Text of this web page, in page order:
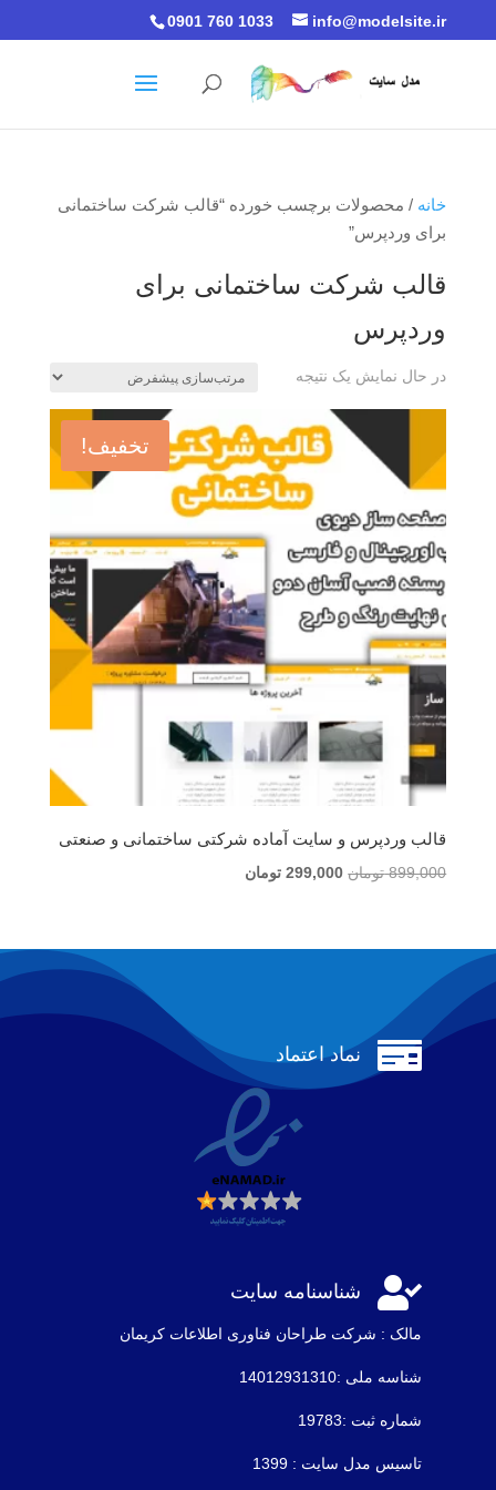
0901 760 1033 info@modelsite.ir
خانه / محصولات برچسب خورده “قالب شرکت ساختمانی
برای وردپرس”
قالب شرکت ساختمانی برای
وردپرس
در حال نمایش یک نتیجه
تخفیف!
قالب وردپرس و سایت آماده شرکتی ساختمانی و صنعتی
899,000 تومان قیمت
بود.
299,000 تومانقیمت
است.
 نماد اعتماد
 شناسنامه سایت
مالک : شرکت طراحان فناوری اطلاعات كريمان
شناسه ملی :14012931310
شماره ثبت :19783
تاسیس مدل سایت : 1399